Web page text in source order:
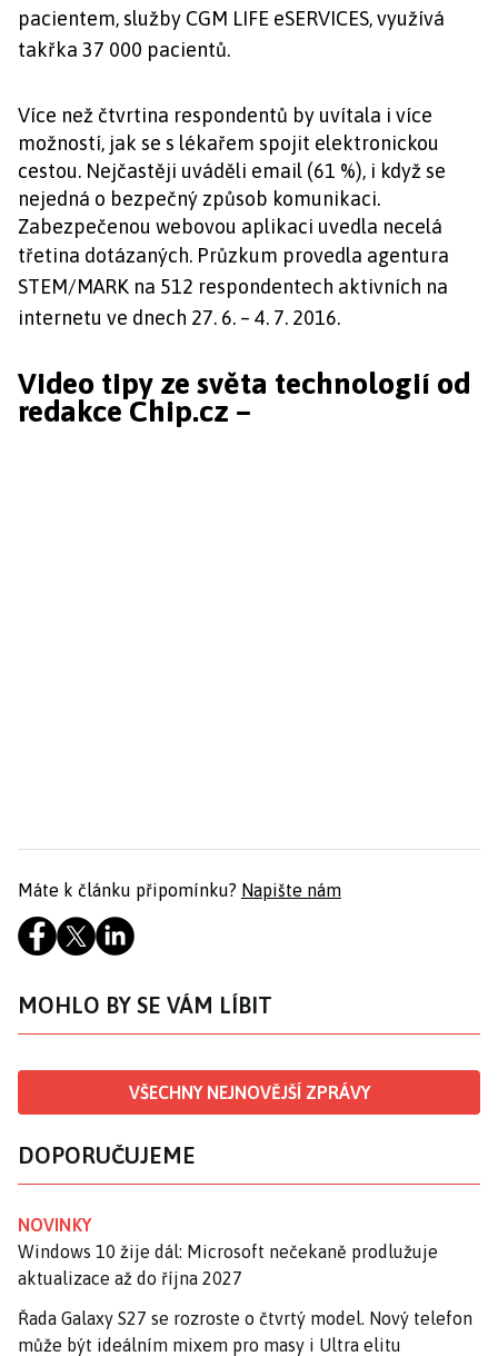
pacientem, služby CGM LIFE eSERVICES, využívá
takřka 37 000 pacientů.
Více než čtvrtina respondentů by uvítala i více
možností, jak se s lékařem spojit elektronickou
cestou. Nejčastěji uváděli email (61 %), i když se
nejedná o bezpečný způsob komunikaci.
Zabezpečenou webovou aplikaci uvedla necelá
třetina dotázaných. Průzkum provedla agentura
STEM/MARK na 512 respondentech aktivních na
internetu ve dnech 27. 6. – 4. 7. 2016.
Video tipy ze světa technologií od
redakce Chip.cz –
Máte k článku připomínku? Napište nám
MOHLO BY SE VÁM LÍBIT
VŠECHNY NEJNOVĚJŠÍ ZPRÁVY
DOPORUČUJEME
NOVINKY
Windows 10 žije dál: Microsoft nečekaně prodlužuje
aktualizace až do října 2027
Řada Galaxy S27 se rozroste o čtvrtý model. Nový telefon
může být ideálním mixem pro masy i Ultra elitu